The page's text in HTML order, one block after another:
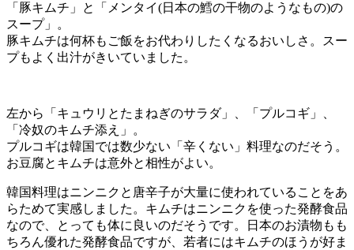
「豚キムチ」と「メンタイ(日本の鱈の干物のようなもの)の
スープ」。
豚キムチは何杯もご飯をお代わりしたくなるおいしさ。スー
プもよく出汁がきいていました。
左から「キュウリとたまねぎのサラダ」、「プルコギ」、
「冷奴のキムチ添え」。
プルコギは韓国では数少ない「辛くない」料理なのだそう。
お豆腐とキムチは意外と相性がよい。
韓国料理はニンニクと唐辛子が大量に使われていることをあ
らためて実感しました。キムチはニンニクを使った発酵食品
なので、とっても体に良いのだそうです。日本のお漬物もも
ちろん優れた発酵食品ですが、若者にはキムチのほうが好ま